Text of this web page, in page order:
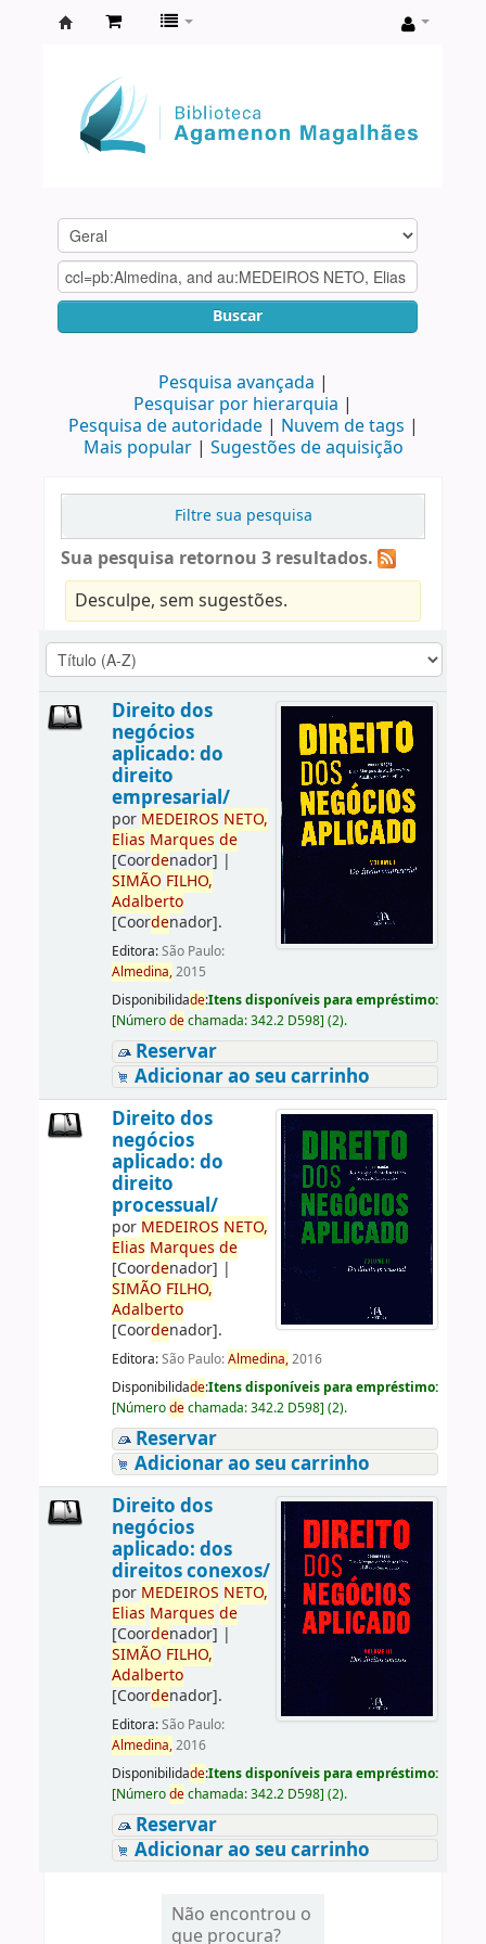
Agamenon
Magalhães
Buscar
Pesquisa avançada
Pesquisar por hierarquia
Pesquisa de autoridade
Nuvem de tags
Mais popular
Sugestões de aquisição
Filtre sua pesquisa
Sua pesquisa retornou 3 resultados.
Desculpe, sem sugestões.
Direito dos
negócios
aplicado: do
direito
empresarial/
por MEDEIROS NETO,
Elias Marques de
[Coordenador] |
SIMÃO FILHO,
Adalberto
[Coordenador].
Editora:São Paulo:
Almedina,2015
Disponibilidade:Itens disponíveis para empréstimo:
[Númerodechamada:342.2 D598] (2).
Reservar
Adicionar ao seu carrinho
Direito dos
negócios
aplicado: do
direito
processual/
por MEDEIROS NETO,
Elias Marques de
[Coordenador] |
SIMÃO FILHO,
Adalberto
[Coordenador].
Editora:São Paulo:Almedina,2016
Disponibilidade:Itens disponíveis para empréstimo:
[Númerodechamada:342.2 D598] (2).
Reservar
Adicionar ao seu carrinho
Direito dos
negócios
aplicado: dos
direitos conexos/
por MEDEIROS NETO,
Elias Marques de
[Coordenador] |
SIMÃO FILHO,
Adalberto
[Coordenador].
Editora:São Paulo:
Almedina,2016
Disponibilidade:Itens disponíveis para empréstimo:
[Númerodechamada:342.2 D598] (2).
Reservar
Adicionar ao seu carrinho
Não encontrou o
que procura?